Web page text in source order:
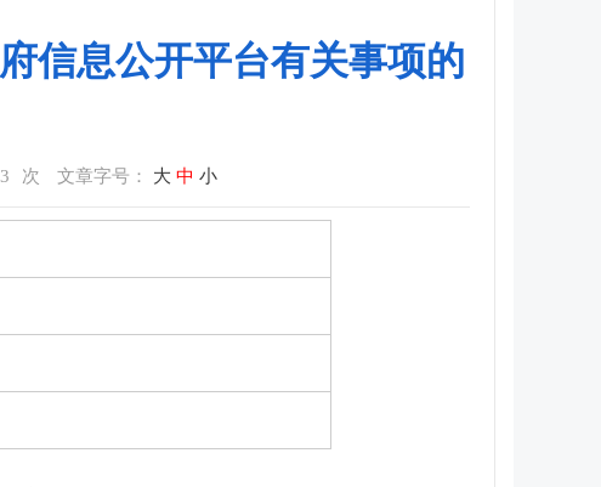
信息公开平台有关事项的
次 文章字号： 大 中 小